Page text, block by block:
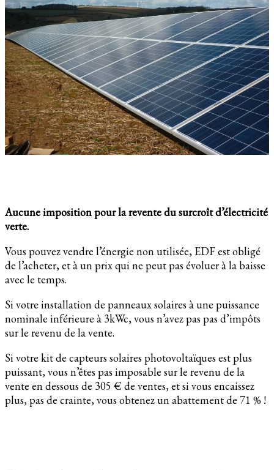
Aucune imposition pour la revente du surcroît d’électricité
verte.
Vous pouvez vendre l’énergie non utilisée, EDF est obligé
de l’acheter, et à un prix qui ne peut pas évoluer à la baisse
avec le temps.
Si votre installation de panneaux solaires à une puissance
nominale inférieure à 3kWc, vous n’avez pas pas d’impôts
sur le revenu de la vente.
Si votre kit de capteurs solaires photovoltaïques est plus
puissant, vous n’êtes pas imposable sur le revenu de la
vente en dessous de 305 € de ventes, et si vous encaissez
plus, pas de crainte, vous obtenez un abattement de 71 % !